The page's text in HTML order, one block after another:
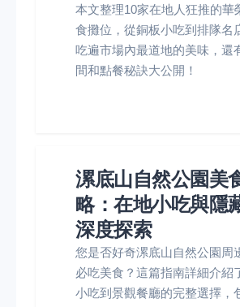
本文整理10家在地人狂推的華
食攤位，從銅板小吃到排隊名
吃遍市場內最道地的美味，還
間和點餐秘訣大公開！
漯底山自然公園美
略：在地小吃與隱
深度探索
您是否好奇漯底山自然公園周
必吃美食？這篇指南詳細介紹
小吃到景觀餐廳的完整選擇，